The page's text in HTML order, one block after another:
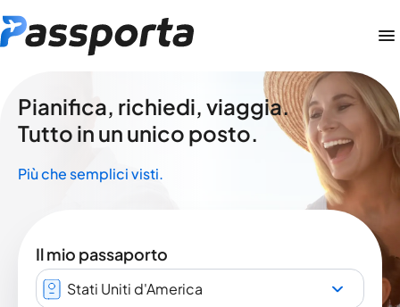
Pianifica, richiedi, viaggia.
Tutto in un unico posto.
Più che semplici visti.
Il mio passaporto
Stati Uniti d'America